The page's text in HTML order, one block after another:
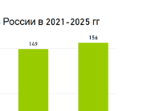
и мире.